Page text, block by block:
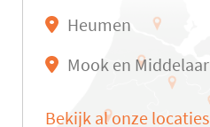
Heumen
Mook en Middelaar
Bekijk al onze locaties